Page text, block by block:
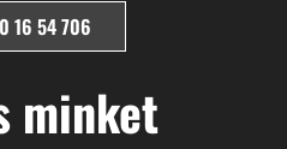
16 54 706
minket